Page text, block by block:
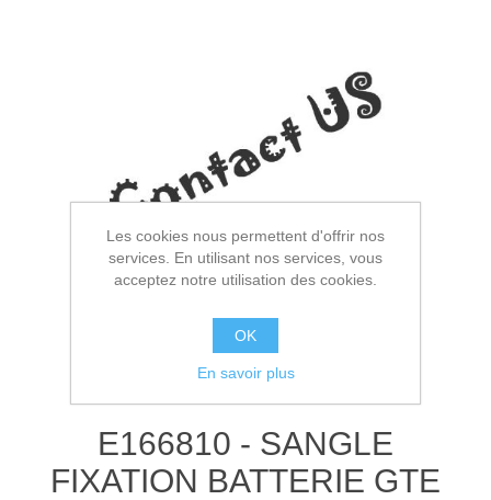
E166810 - SANGLE
FIXATION BATTERIE GTE
Les cookies nous permettent d'offrir nos
services. En utilisant nos services, vous
acceptez notre utilisation des cookies.
OK
En savoir plus